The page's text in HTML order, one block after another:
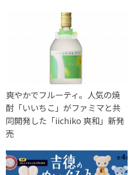
爽やかでフルーティ。人気の焼
酎「いいちこ」がファミマと共
同開発した「iichiko 爽和」新発
売